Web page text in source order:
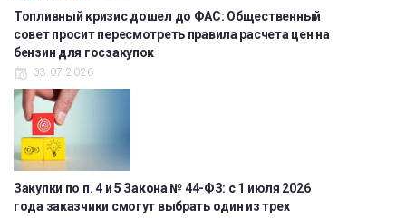
Топливный кризис дошел до ФАС: Общественный
совет просит пересмотреть правила расчета цен на
бензин для госзакупок
03.07.2026
Закупки по п. 4 и 5 Закона № 44-ФЗ: с 1 июля 2026
года заказчики смогут выбрать один из трех